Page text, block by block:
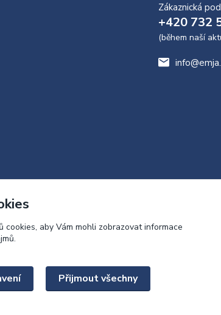
Zákaznická
+420 732
(během naší
cookies, aby Vám mohli zobrazovat informace
Přijmout všechny